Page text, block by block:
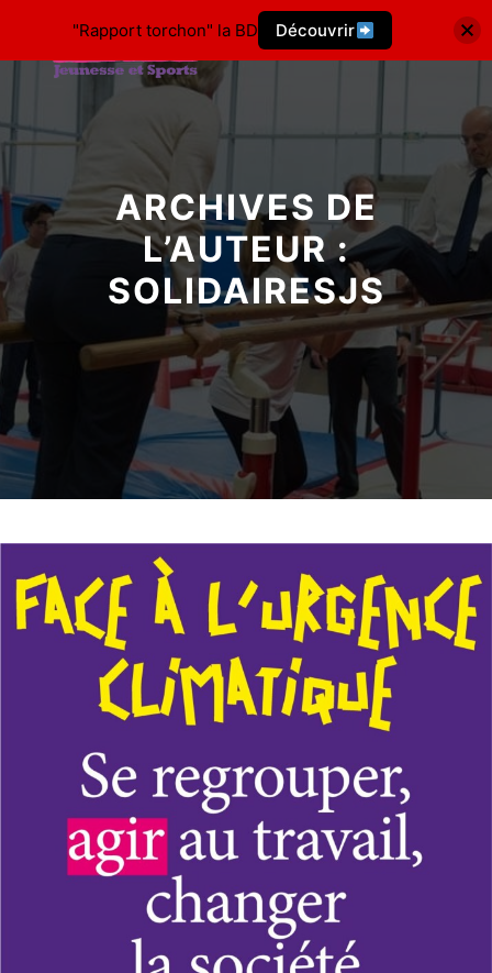
ARCHIVES DE
L’AUTEUR :
SOLIDAIRESJS
"Rapport torchon" la BD Découvrir